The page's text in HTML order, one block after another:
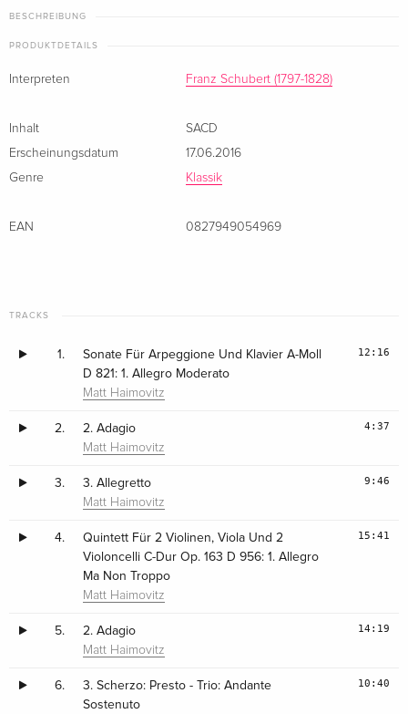
BESCHREIBUNG
PRODUKTDETAILS
Interpreten Franz Schubert (1797-1828)
Inhalt
SACD
Erscheinungsdatum
17.06.2016
Genre
Klassik
EAN 0827949054969
TRACKS
1.
Sonate Für Arpeggione Und Klavier A-Moll
D 821: 1. Allegro Moderato
Matt Haimovitz
12:16
2. 2. Adagio
Matt Haimovitz
4:37
3. 3. Allegretto
Matt Haimovitz
9:46
4.
Quintett Für 2 Violinen, Viola Und 2
Violoncelli C-Dur Op. 163 D 956: 1. Allegro
Ma Non Troppo
Matt Haimovitz
15:41
5. 2. Adagio
Matt Haimovitz
14:19
6.
3. Scherzo: Presto - Trio: Andante
Sostenuto
10:40